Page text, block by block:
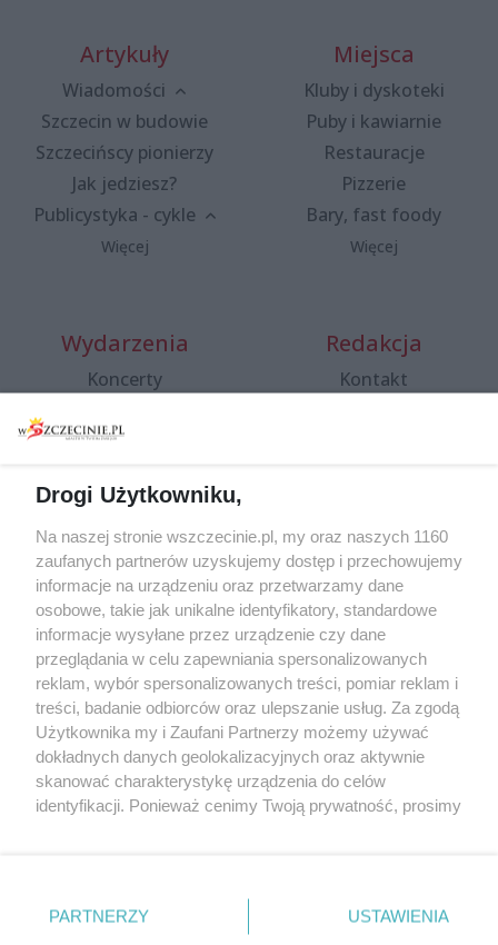
Artykuły
Wiadomości
Szczecin w budowie
Szczecińscy pionierzy
Jak jedziesz?
Publicystyka - cykle
Więcej
Miejsca
Kluby i dyskoteki
Puby i kawiarnie
Restauracje
Pizzerie
Bary, fast foody
Więcej
Wydarzenia
Koncerty
Spacery i oprowadzania
targi
Wernisaże
Więcej
Redakcja
Kontakt
Specjalny koncert z okazji
20. urodzin portalu
wSzczecinie.pl
Regulamin konkursów
śniadaniówka "Hej
Szczecin! Jest piątek!"
Partnerzy
Praca Szczecin
Drogi Użytkowniku,
Na naszej stronie wszczecinie.pl, my oraz naszych 1160
zaufanych partnerów uzyskujemy dostęp i przechowujemy
informacje na urządzeniu oraz przetwarzamy dane
osobowe, takie jak unikalne identyfikatory, standardowe
informacje wysyłane przez urządzenie czy dane
przeglądania w celu zapewniania spersonalizowanych
reklam, wybór spersonalizowanych treści, pomiar reklam i
treści, badanie odbiorców oraz ulepszanie usług. Za zgodą
Użytkownika my i Zaufani Partnerzy możemy używać
dokładnych danych geolokalizacyjnych oraz aktywnie
skanować charakterystykę urządzenia do celów
identyfikacji. Ponieważ cenimy Twoją prywatność, prosimy
prywatności znajdujący się w lewym dolnym rogu strony
. Niektóre rodzaje przetwarzania danych nie wymagają
PARTNERZY USTAWIENIA